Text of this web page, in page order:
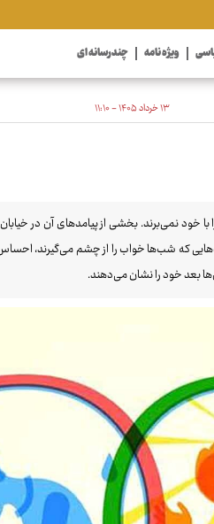
ویژه نامه چندرسانه ای
۱۳ خرداد ۱۴۰۵ - ۱۱:۱۰
خود نمی‌برند. بخشی از پیامدهای آن در
که شب‌ها خواب را از چشم می‌گیرند،
بعد خود را نشان می‌دهند.